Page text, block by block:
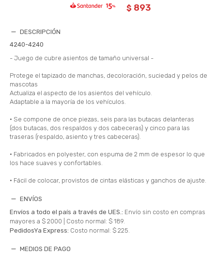
$ 893
DESCRIPCIÓN
4240-4240
- Juego de cubre asientos de tamaño universal -
Protege el tapizado de manchas, decoloración, suciedad y pelos de
mascotas
Actualiza el aspecto de los asientos del vehículo.
Adaptable a la mayoría de los vehículos.
• Se compone de once piezas, seis para las butacas delanteras
(dos butacas, dos respaldos y dos cabeceras) y cinco para las
traseras (respaldo, asiento y tres cabeceras).
• Fabricados en polyester, con espuma de 2 mm de espesor lo que
los hace suaves y confortables.
• Fácil de colocar, provistos de cintas elásticas y ganchos de ajuste.
ENVÍOS
Envíos a todo el país a través de UES.: Envío sin costo en compras
mayores a $ 2000 | Costo normal: $ 189.
PedidosYa Express: Costo normal: $ 225.
MEDIOS DE PAGO